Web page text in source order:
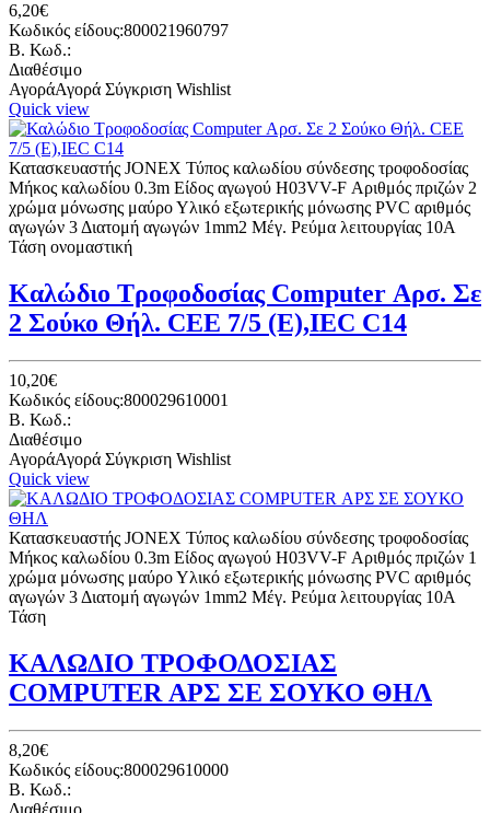
6,20€
Κωδικός είδους:800021960797
B. Κωδ.:
Διαθέσιμο
ΑγοράΑγορά Σύγκριση Wishlist
Quick view
Κατασκευαστής JONEX Τύπος καλωδίου σύνδεσης τροφοδοσίας
Μήκος καλωδίου 0.3m Είδος αγωγού H03VV-F Αριθμός πριζών 2
χρώμα μόνωσης μαύρο Υλικό εξωτερικής μόνωσης PVC αριθμός
αγωγών 3 Διατομή αγωγών 1mm2 Μέγ. Ρεύμα λειτουργίας 10A
Τάση ονομαστική
Καλώδιο Τροφοδοσίας Computer Αρσ. Σε
2 Σούκο Θήλ. CEE 7/5 (E),IEC C14
10,20€
Κωδικός είδους:800029610001
B. Κωδ.:
Διαθέσιμο
ΑγοράΑγορά Σύγκριση Wishlist
Quick view
Κατασκευαστής JONEX Τύπος καλωδίου σύνδεσης τροφοδοσίας
Μήκος καλωδίου 0.3m Είδος αγωγού H03VV-F Αριθμός πριζών 1
χρώμα μόνωσης μαύρο Υλικό εξωτερικής μόνωσης PVC αριθμός
αγωγών 3 Διατομή αγωγών 1mm2 Μέγ. Ρεύμα λειτουργίας 10A
Τάση
ΚΑΛΩΔΙΟ ΤΡΟΦΟΔΟΣΙΑΣ
COMPUTER ΑΡΣ ΣΕ ΣΟΥΚΟ ΘΗΛ
8,20€
Κωδικός είδους:800029610000
B. Κωδ.:
Διαθέσιμο